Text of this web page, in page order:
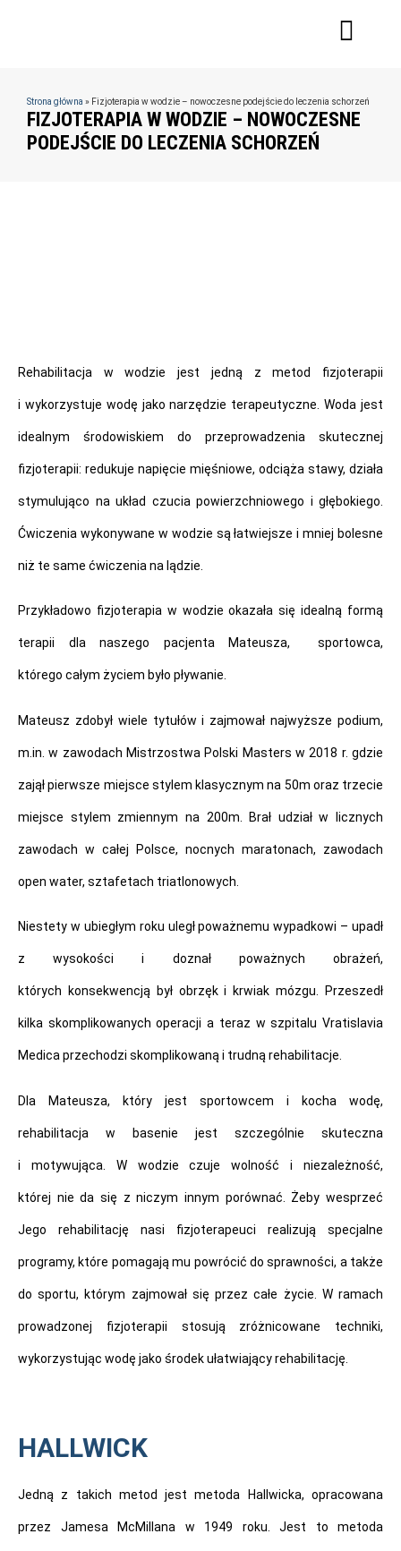
Strona główna » Fizjoterapia w wodzie – nowoczesne podejście do leczenia schorzeń
FIZJOTERAPIA W WODZIE – NOWOCZESNE
PODEJŚCIE DO LECZENIA SCHORZEŃ
Rehabilitacja w wodzie jest jedną z metod fizjoterapii
i wykorzystuje wodę jako narzędzie terapeutyczne. Woda jest
idealnym środowiskiem do przeprowadzenia skutecznej
fizjoterapii: redukuje napięcie mięśniowe, odciąża stawy, działa
stymulująco na układ czucia powierzchniowego i głębokiego.
Ćwiczenia wykonywane w wodzie są łatwiejsze i mniej bolesne
niż te same ćwiczenia na lądzie.
Przykładowo fizjoterapia w wodzie okazała się idealną formą
terapii dla naszego pacjenta Mateusza, sportowca,
którego całym życiem było pływanie.
Mateusz zdobył wiele tytułów i zajmował najwyższe podium,
m.in. w zawodach Mistrzostwa Polski Masters w 2018 r. gdzie
zajął pierwsze miejsce stylem klasycznym na 50m oraz trzecie
miejsce stylem zmiennym na 200m. Brał udział w licznych
zawodach w całej Polsce, nocnych maratonach, zawodach
open water, sztafetach triatlonowych.
Niestety w ubiegłym roku uległ poważnemu wypadkowi – upadł
z wysokości i doznał poważnych obrażeń,
których konsekwencją był obrzęk i krwiak mózgu. Przeszedł
kilka skomplikowanych operacji a teraz w szpitalu Vratislavia
Medica przechodzi skomplikowaną i trudną rehabilitacje.
Dla Mateusza, który jest sportowcem i kocha wodę,
rehabilitacja w basenie jest szczególnie skuteczna
i motywująca. W wodzie czuje wolność i niezależność,
której nie da się z niczym innym porównać. Żeby wesprzeć
Jego rehabilitację nasi fizjoterapeuci realizują specjalne
programy, które pomagają mu powrócić do sprawności, a także
do sportu, którym zajmował się przez całe życie. W ramach
prowadzonej fizjoterapii stosują zróżnicowane techniki,
wykorzystując wodę jako środek ułatwiający rehabilitację.
HALLWICK
Jedną z takich metod jest metoda Hallwicka, opracowana
przez Jamesa McMillana w 1949 roku. Jest to metoda